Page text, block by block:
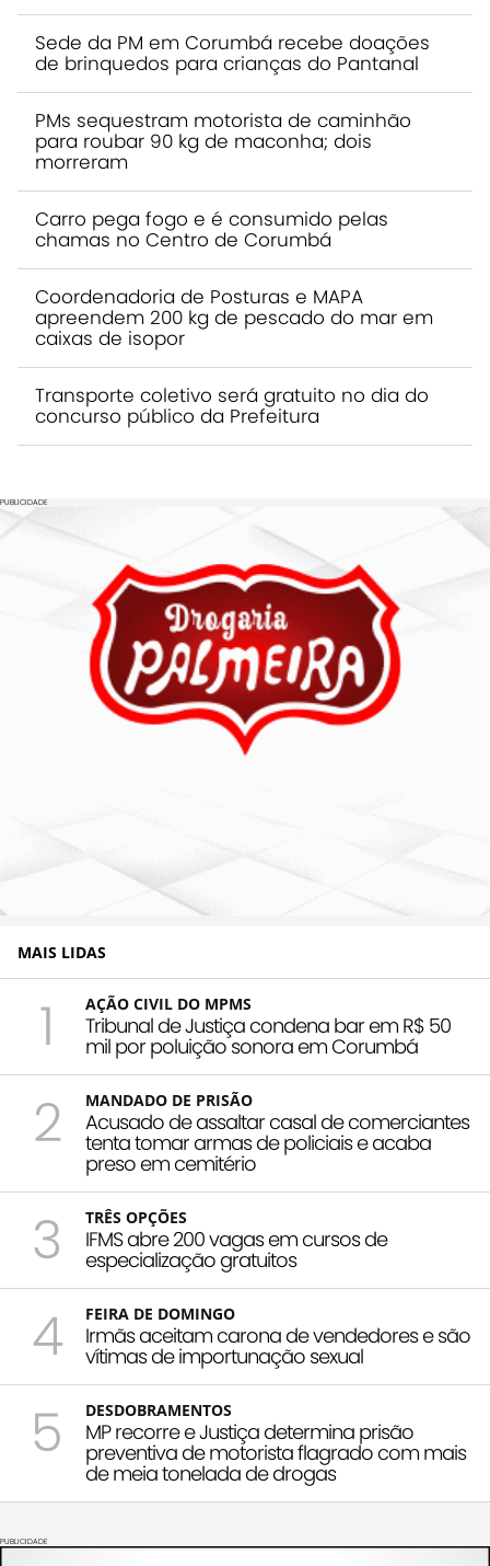
Sede da PM em Corumbá recebe doações
de brinquedos para crianças do Pantanal
PMs sequestram motorista de caminhão
para roubar 90 kg de maconha; dois
morreram
Carro pega fogo e é consumido pelas
chamas no Centro de Corumbá
Coordenadoria de Posturas e MAPA
apreendem 200 kg de pescado do mar em
caixas de isopor
Transporte coletivo será gratuito no dia do
concurso público da Prefeitura
PUBLICIDADE
MAIS LIDAS
1 AÇÃO CIVIL DO MPMS
Tribunal de Justiça condena bar em R$ 50
mil por poluição sonora em Corumbá
2 MANDADO DE PRISÃO
Acusado de assaltar casal de comerciantes
tenta tomar armas de policiais e acaba
preso em cemitério
3 TRÊS OPÇÕES
IFMS abre 200 vagas em cursos de
especialização gratuitos
4 FEIRA DE DOMINGO
Irmãs aceitam carona de vendedores e são
vítimas de importunação sexual
5 DESDOBRAMENTOS
MP recorre e Justiça determina prisão
preventiva de motorista flagrado com mais
de meia tonelada de drogas
PUBLICIDADE